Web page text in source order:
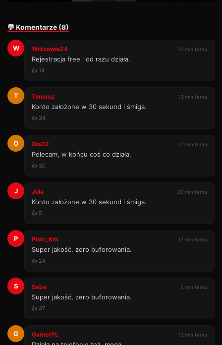
💬 Komentarze (8)
W Widzowie24 10 min temu
Rejestracja free i od razu działa.
👍 14
T Tomasz 13 min temu
Konto założone w 30 sekund i śmiga.
👍 34
O Ola22 17 min temu
Polecam, w końcu coś co działa.
👍 30
J Jola 20 min temu
Konto założone w 30 sekund i śmiga.
👍 5
P Piotr_Krk 32 min temu
Super jakość, zero buforowania.
👍 24
S Seba 5 min temu
Super jakość, zero buforowania.
👍 37
G GamerPL 13 min temu